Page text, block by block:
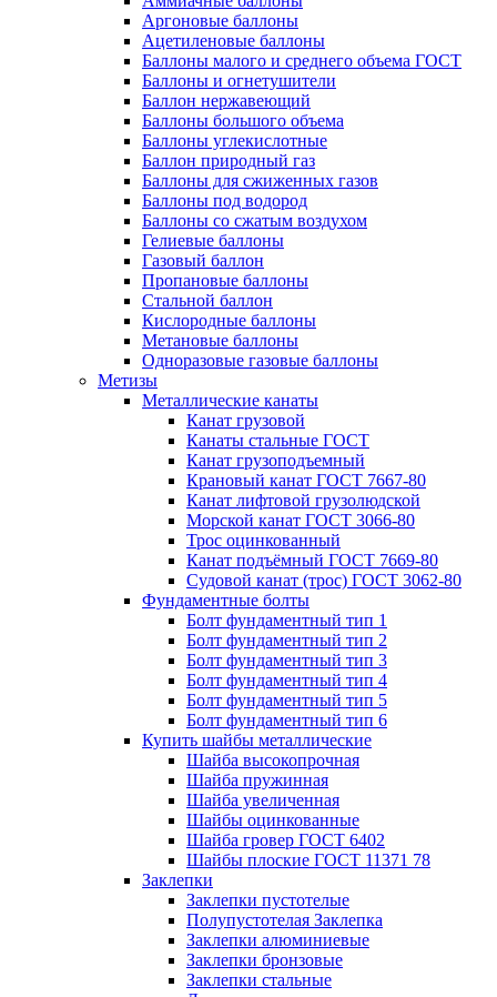
Аргоновые баллоны
Ацетиленовые баллоны
Баллоны малого и среднего объема ГОСТ
Баллоны и огнетушители
Баллон нержавеющий
Баллоны большого объема
Баллоны углекислотные
Баллон природный газ
Баллоны для сжиженных газов
Баллоны под водород
Баллоны со сжатым воздухом
Гелиевые баллоны
Газовый баллон
Пропановые баллоны
Стальной баллон
Кислородные баллоны
Метановые баллоны
Одноразовые газовые баллоны
Метизы
Металлические канаты
Канат грузовой
Канаты стальные ГОСТ
Канат грузоподъемный
Крановый канат ГОСТ 7667-80
Канат лифтовой грузолюдской
Морской канат ГОСТ 3066-80
Трос оцинкованный
Канат подъёмный ГОСТ 7669-80
Судовой канат (трос) ГОСТ 3062-80
Фундаментные болты
Болт фундаментный тип 1
Болт фундаментный тип 2
Болт фундаментный тип 3
Болт фундаментный тип 4
Болт фундаментный тип 5
Болт фундаментный тип 6
Купить шайбы металлические
Шайба высокопрочная
Шайба пружинная
Шайба увеличенная
Шайбы оцинкованные
Шайба гровер ГОСТ 6402
Шайбы плоские ГОСТ 11371 78
Заклепки
Заклепки пустотелые
Полупустотелая Заклепка
Заклепки алюминиевые
Заклепки бронзовые
Заклепки стальные